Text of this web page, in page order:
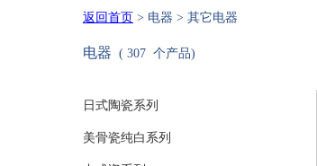
返回首页 > 电器 > 其它电器
电器 ( 307 个产品)
日式陶瓷系列
美骨瓷纯白系列